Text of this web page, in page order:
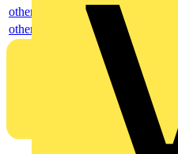
others
others